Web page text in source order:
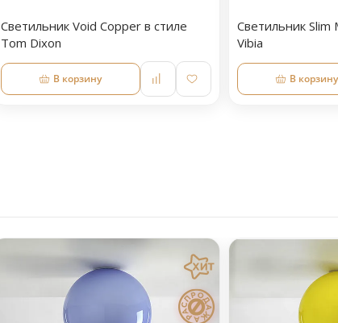
Светильник Void Copper в стиле
Tom Dixon
В корзину
Светильник Slim
Vibia
В корзину